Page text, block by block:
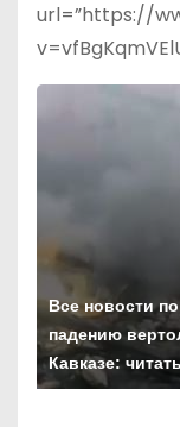
url=”https://
Все новости по
падению
Кавказе: